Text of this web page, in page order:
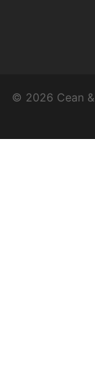
© 2026 Cean